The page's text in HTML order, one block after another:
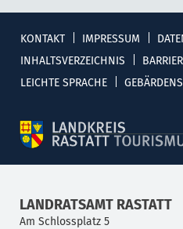
KONTAKT IMPRESSUM
INHALTSVERZEICHNIS
LEICHTE SPRACHE
LANDRATSAMT RASTATT
Am Schlossplatz 5